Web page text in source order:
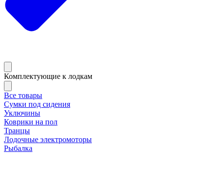
Комплектующие к лодкам
Все товары
Сумки под сидения
Уключины
Коврики на пол
Транцы
Лодочные электромоторы
Рыбалка